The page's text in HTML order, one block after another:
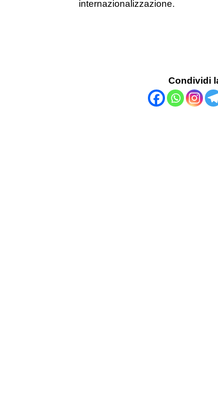
internazionalizzazione.
Condividi